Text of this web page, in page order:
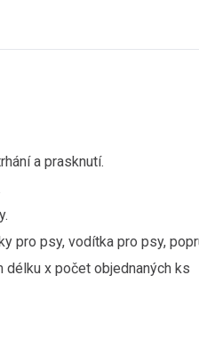
a prasknutí.
pro psy, vodítka pro psy,
x počet objednaných ks